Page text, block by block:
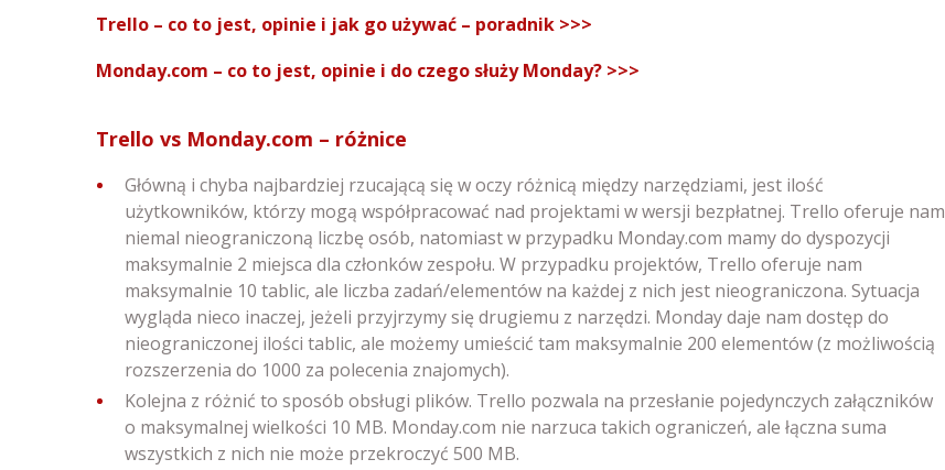
Trello – co to jest, opinie i jak go używać – poradnik >>>
Monday.com – co to jest, opinie i do czego służy Monday? >>>
Trello vs Monday.com – różnice
Główną i chyba najbardziej rzucającą się w oczy różnicą między narzędziami, jest ilość
użytkowników, którzy mogą współpracować nad projektami w wersji bezpłatnej. Trello oferuje nam
niemal nieograniczoną liczbę osób, natomiast w przypadku Monday.com mamy do dyspozycji
maksymalnie 2 miejsca dla członków zespołu. W przypadku projektów, Trello oferuje nam
maksymalnie 10 tablic, ale liczba zadań/elementów na każdej z nich jest nieograniczona. Sytuacja
wygląda nieco inaczej, jeżeli przyjrzymy się drugiemu z narzędzi. Monday daje nam dostęp do
nieograniczonej ilości tablic, ale możemy umieścić tam maksymalnie 200 elementów (z możliwością
rozszerzenia do 1000 za polecenia znajomych).
Kolejna z różnić to sposób obsługi plików. Trello pozwala na przesłanie pojedynczych załączników
o maksymalnej wielkości 10 MB. Monday.com nie narzuca takich ograniczeń, ale łączna suma
wszystkich z nich nie może przekroczyć 500 MB.